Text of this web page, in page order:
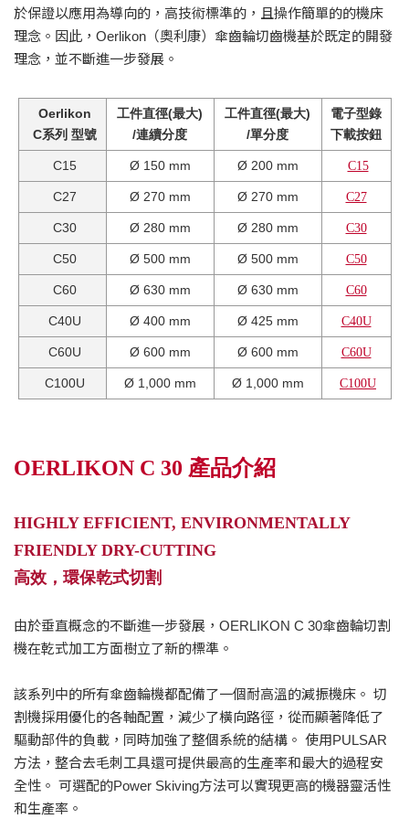
於保證以應用為導向的，高技術標準的，且操作簡單的的機床
理念。因此，Oerlikon（奧利康）傘齒輪切齒機基於既定的開發
理念，並不斷進一步發展。
Oerlikon
C系列 型號
工件直徑(最大)
/連續分度
工件直徑(最大)
/單分度
電子型錄
下載按鈕
C15 Ø 150 mm Ø 200 mm C15
C27 Ø 270 mm Ø 270 mm C27
C30 Ø 280 mm Ø 280 mm C30
C50 Ø 500 mm Ø 500 mm C50
C60 Ø 630 mm Ø 630 mm C60
C40U Ø 400 mm Ø 425 mm C40U
C60U Ø 600 mm Ø 600 mm C60U
C100U Ø 1,000 mm Ø 1,000 mm C100U
OERLIKON C 30 產品介紹
HIGHLY EFFICIENT, ENVIRONMENTALLY
FRIENDLY DRY-CUTTING
高效，環保乾式切割
由於垂直概念的不斷進一步發展，OERLIKON C 30傘齒輪切割
機在乾式加工方面樹立了新的標準。
該系列中的所有傘齒輪機都配備了一個耐高溫的減振機床。 切
割機採用優化的各軸配置，減少了橫向路徑，從而顯著降低了
驅動部件的負載，同時加強了整個系統的結構。 使用PULSAR
方法，整合去毛刺工具還可提供最高的生產率和最大的過程安
全性。 可選配的Power Skiving方法可以實現更高的機器靈活性
和生產率。